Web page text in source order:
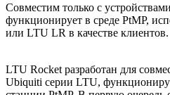
Совместим только с
функционирует в среде PtMP,
или LTU LR в качестве клиентов.
LTU Rocket разработан для
Ubiquiti серии LTU,